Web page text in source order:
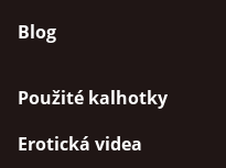
Blog
Použité kalhotky
Erotická videa